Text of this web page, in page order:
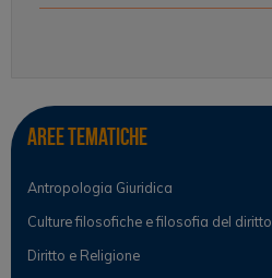
Aree tematiche
Antropologia Giuridica
Culture filosofiche e filosofia del diritto
Diritto e Religione